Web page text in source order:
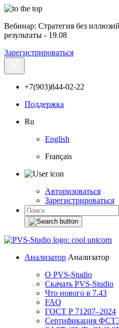
Вебинар: Стратегия без
результаты - 19.08
Зарегистрироваться
+7(903)844-02-22
Поддержка
Ru
English
Français
Авторизоваться
Зарегистрироваться
Анализатор Анализатор
О PVS-Studio
Скачать PVS-Studio
Что нового в 7.43
FAQ
ГОСТ Р 71207–2024
Сертификация